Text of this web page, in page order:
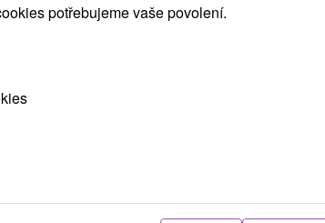
ZAJÍMAT
potřebujeme vaše povolení.